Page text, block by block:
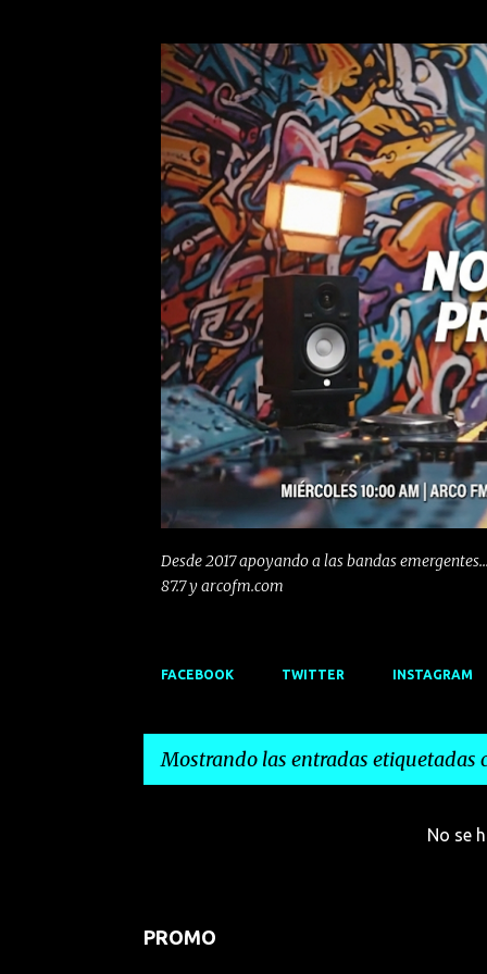
Desde 2017 apoyando a las bandas
87.7 y arcofm.com
FACEBOOK TWITTER INSTAGRAM
Mostrando las entradas etiquetadas
r
No se
PROMO